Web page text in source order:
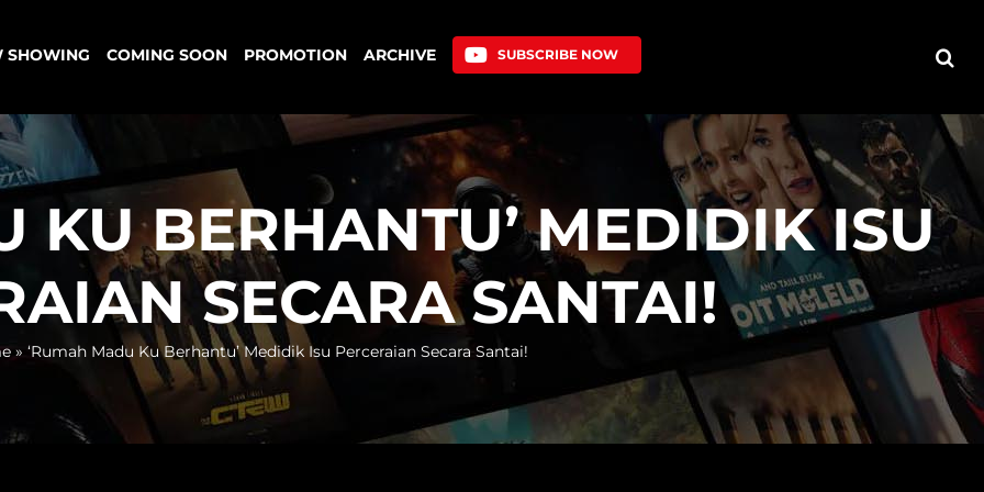
SHOWING COMING SOON PROMOTION ARCHIVE SUBSCRIBE NOW
KU BERHANTU’ MEDIDIK ISU
SECARA SANTAI!
» ‘Rumah Madu Ku Berhantu’ Medidik Isu Perceraian Secara Santai!